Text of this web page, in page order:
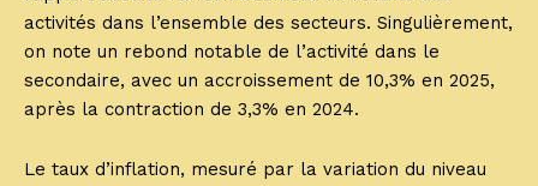
activités dans l’ensemble des secteurs. Singulièrement,
on note un rebond notable de l’activité dans le
secondaire, avec un accroissement de 10,3% en 2025,
après la contraction de 3,3% en 2024.
Le taux d’inflation, mesuré par la variation du niveau